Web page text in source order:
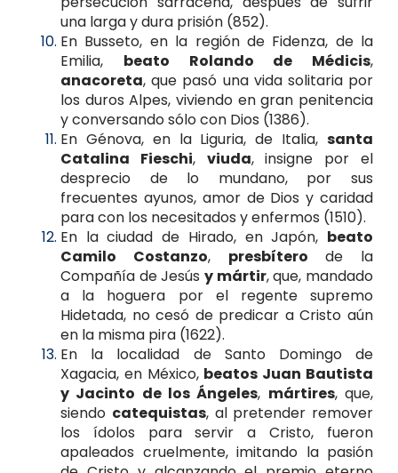
una larga y dura prisión (852).
En Busseto, en la región de Fidenza, de la
Emilia, beato Rolando de Médicis,
anacoreta, que pasó una vida solitaria por
los duros Alpes, viviendo en gran penitencia
y conversando sólo con Dios (1386).
En Génova, en la Liguria, de Italia, santa
Catalina Fieschi, viuda, insigne por el
desprecio de lo mundano, por sus
frecuentes ayunos, amor de Dios y caridad
para con los necesitados y enfermos (1510).
En la ciudad de Hirado, en Japón, beato
Camilo Costanzo, presbítero de la
Compañía de Jesús y mártir, que, mandado
a la hoguera por el regente supremo
Hidetada, no cesó de predicar a Cristo aún
en la misma pira (1622).
En la localidad de Santo Domingo de
Xagacia, en México, beatos Juan Bautista
y Jacinto de los Ángeles, mártires, que,
siendo catequistas, al pretender remover
los ídolos para servir a Cristo, fueron
apaleados cruelmente, imitando la pasión